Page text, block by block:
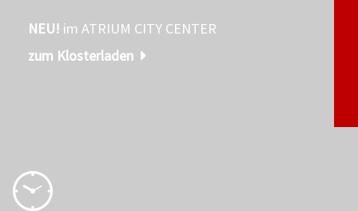
NEU! im ATRIUM CITY CENTER
zum Klosterladen